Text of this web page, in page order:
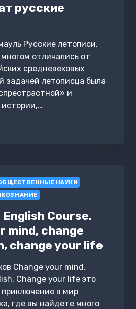
русские
Русские летописи,
отличались от
средневековых
задачей летописца была
и
НАУКИ
Course.
mind, change
change your life
Change your mind,
Change your life это
в мир
где вы найдете много